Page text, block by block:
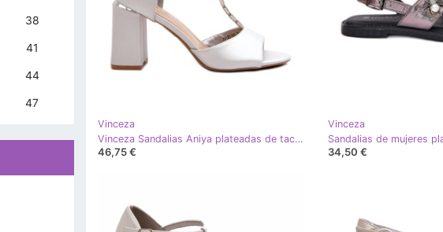
Vinceza
Vinceza Sandalias Aniya plateadas de tacón con circonitas plata
46,75 €
Vinceza
34,50 €
38
41
44
47